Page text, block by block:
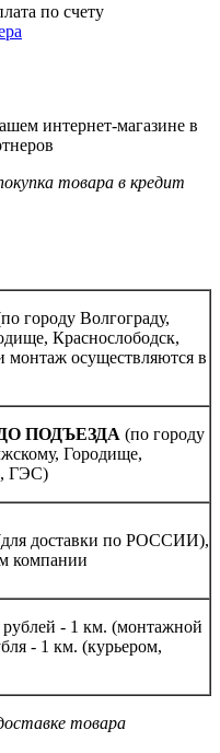
по счету
интернет-магазине в
товара в кредит
городу Волгограду,
Краснослободск,
монтаж осуществляются в
ПОДЪЕЗДА (по городу
Городище,
ГЭС)
доставки по РОССИИ),
компании
рублей - 1 км. (монтажной
- 1 км. (курьером,
товара